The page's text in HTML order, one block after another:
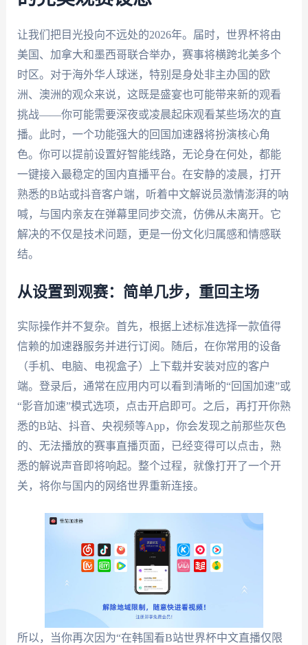
让我们把目光投向不远处的2026年。届时，世界杯将由
美国、加拿大和墨西哥联合举办，赛事将横跨北美多个
时区。对于海外华人球迷，特别是身处非主办国的欧
洲、澳洲的观众来说，这既是盛宴也可能带来新的观看
挑战——你可能需要深夜或凌晨起床观看某些场次的直
播。此时，一个功能强大的回国加速器将扮演核心角
色。你可以提前设置好智能线路，无论身在何处，都能
一键接入最稳定的国内直播平台。在安静的凌晨，打开
熟悉的B站或抖音客户端，听着中文解说员激情澎湃的呐
喊，与国内亲友在弹幕里同步交流，仿佛从未离开。它
解决的不仅是技术问题，更是一份文化归属感和情感联
结。
从设置到观赛：简单几步，重回主场
实际操作并不复杂。首先，根据上述标准选择一款值得
信赖的加速器服务并进行订阅。随后，在你常用的设备
（手机、电脑、电视盒子）上下载并安装对应的客户
端。登录后，通常在应用内可以看到清晰的“回国加速”或
“影音加速”模式选项，点击开启即可。之后，再打开你熟
悉的B站、抖音、央视频等App，你会发现之前那些灰色
的、无法播放的赛事直播页面，已经变得可以点击，熟
悉的解说声音即将响起。整个过程，就像打开了一个开
关，将你与国内的网络世界重新连接。
所以，当你再次因为“在韩国看B站世界杯中文直播仅限